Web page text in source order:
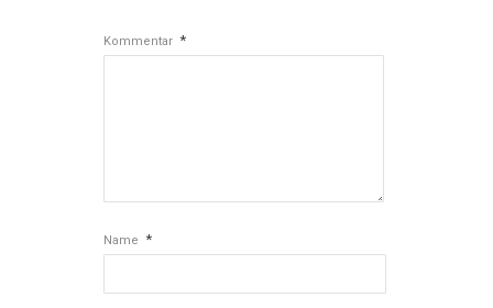
Kommentar *
Name *